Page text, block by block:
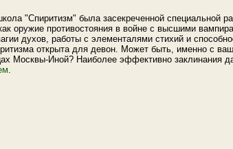
"Спиритизм" была засекреченной специальной
оружие противостояния в войне с высшими
духов, работы с элементалями стихий и
открыта для девон. Может быть, именно с
Москвы-Иной? Наиболее эффективно